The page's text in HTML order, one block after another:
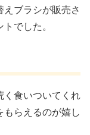
ブラシが販売さ
でした。
く食いついてくれ
もらえるのが嬉し